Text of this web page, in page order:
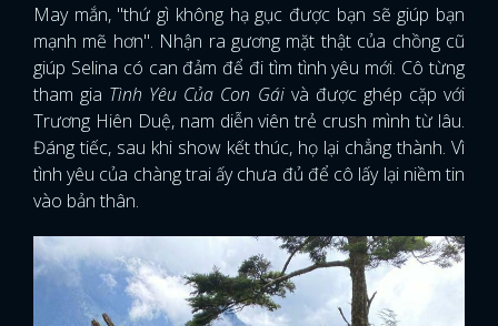
May mắn, "thứ gì không hạ gục được bạn sẽ giúp bạn
mạnh mẽ hơn". Nhận ra gương mặt thật của chồng cũ
giúp Selina có can đảm để đi tìm tình yêu mới. Cô từng
tham gia Tình Yêu Của Con Gái và được ghép cặp với
Trương Hiên Duệ, nam diễn viên trẻ crush mình từ lâu.
Đáng tiếc, sau khi show kết thúc, họ lại chẳng thành. Vì
tình yêu của chàng trai ấy chưa đủ để cô lấy lại niềm tin
vào bản thân.